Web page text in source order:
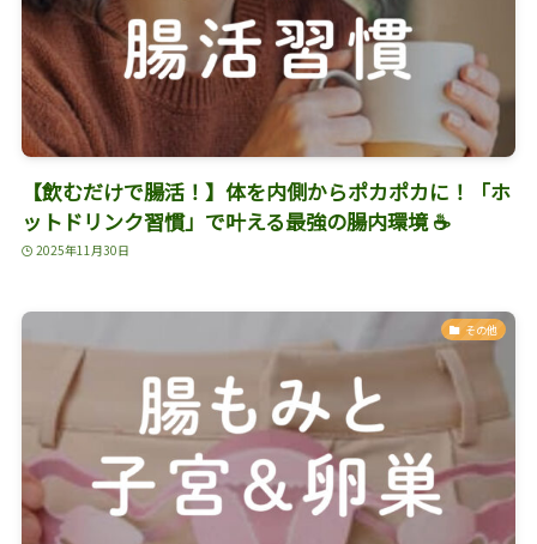
【飲むだけで腸活！】体を内側からポカポカに！「ホ
ットドリンク習慣」で叶える最強の腸内環境 ☕
2025年11月30日
その他